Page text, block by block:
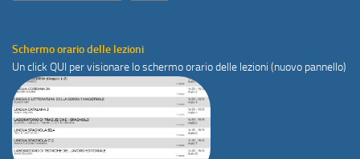
Schermo orario delle lezioni
Un click QUI per visionare lo schermo orario delle lezioni (nuovo pannello)